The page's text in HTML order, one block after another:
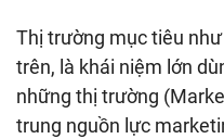
Thị trường mục tiêu
trên, là khái niệm lớn
những thị trường
trung nguồn lực